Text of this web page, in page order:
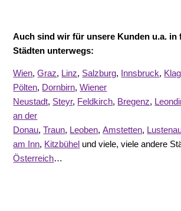
Auch sind wir für unsere Kunden u.a. in
Städten unterwegs:
Wien,Graz, Linz, Salzburg, Innsbruck,
Pölten, Dornbirn,Wiener
Neustadt, Steyr, Feldkirch, Bregenz,
an der
Donau,Traun, Leoben,Amstetten,
am Inn, Kitzbühel und viele, viele andere
Österreich…